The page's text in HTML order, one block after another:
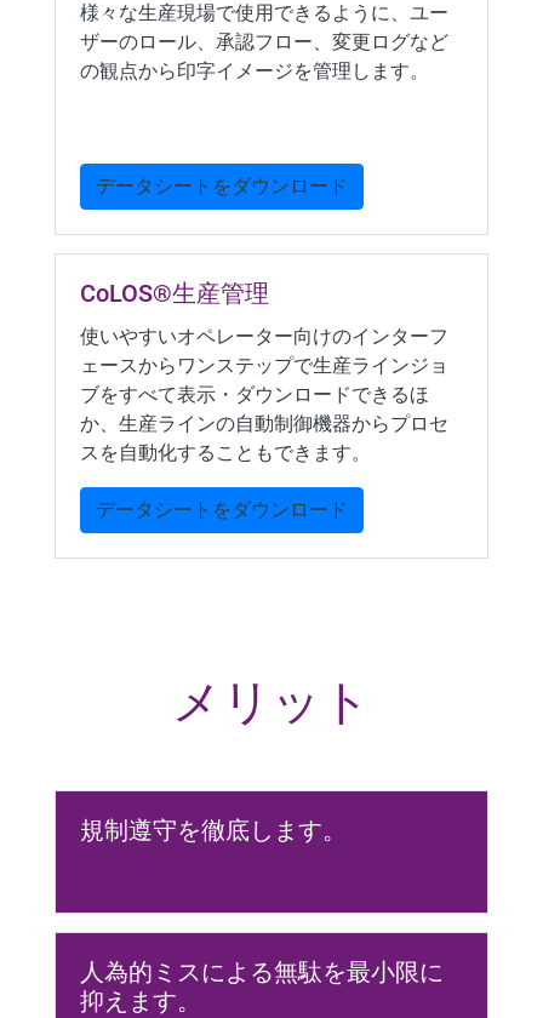
様々な生産現場で使用できるように、ユー
ザーのロール、承認フロー、変更ログなど
の観点から印字イメージを管理します。
データシートをダウンロード
CoLOS®生産管理
使いやすいオペレーター向けのインターフ
ェースからワンステップで生産ラインジョ
ブをすべて表示・ダウンロードできるほ
か、生産ラインの自動制御機器からプロセ
スを自動化することもできます。
データシートをダウンロード
メリット
規制遵守を徹底します。
人為的ミスによる無駄を最小限に
抑えます。